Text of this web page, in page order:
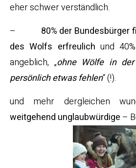
eher schwer verständlich.
– 80% der Bundesbürger
des Wolfs erfreulich und
angeblich, „ohne Wölfe in
persönlich etwas fehlen“ (!).
und mehr dergleichen
weitgehend unglaubwürdige –